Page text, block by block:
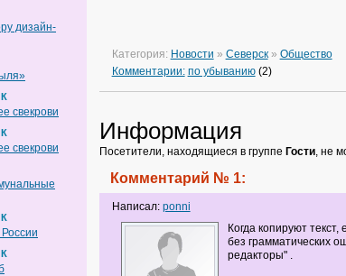
дизайн-
свекрови
свекрови
Категория: Новости » Северск» Общество
Комментарии: по убыванию(2)
Информация
Посетители, находящиеся в группе Гости, не
Комментарий № 1:
Написал: ponni
Когда копируют
без грамматических
редакторы" .